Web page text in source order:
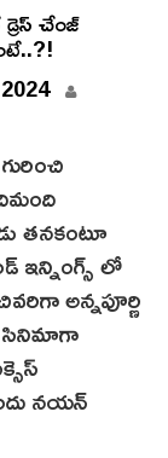
చేంజ్
తనకంటూ
ఇన్నింగ్స్ లో
అన్నపూర్ణి
సినిమాగా
నయన్‌